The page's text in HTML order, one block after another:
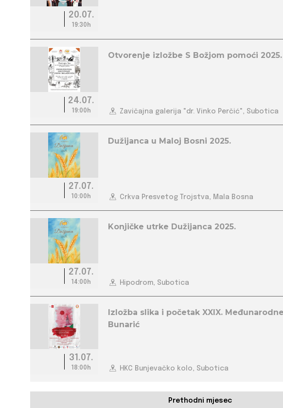
20.07.
19:30h
24.07.
19:00h
Otvorenje izložbe S Božjom pomoći 2025.
Zavičajna galerija "dr. Vinko Perčić", Subotica
27.07.
10:00h
Dužijanca u Maloj Bosni 2025.
Crkva Presvetog Trojstva, Mala Bosna
27.07.
14:00h
Konjičke utrke Dužijanca 2025.
Hipodrom, Subotica
31.07.
18:00h
Izložba slika i početak XXIX.
Bunarić
HKC Bunjevačko kolo, Subotica
Prethodni mjesec